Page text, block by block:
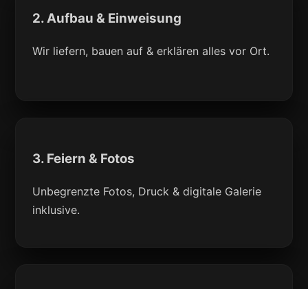
2. Aufbau & Einweisung
Wir liefern, bauen auf & erklären alles vor Ort.
3. Feiern & Fotos
Unbegrenzte Fotos, Druck & digitale Galerie
inklusive.